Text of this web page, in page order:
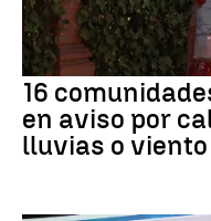
16
en aviso por
lluvias o viento